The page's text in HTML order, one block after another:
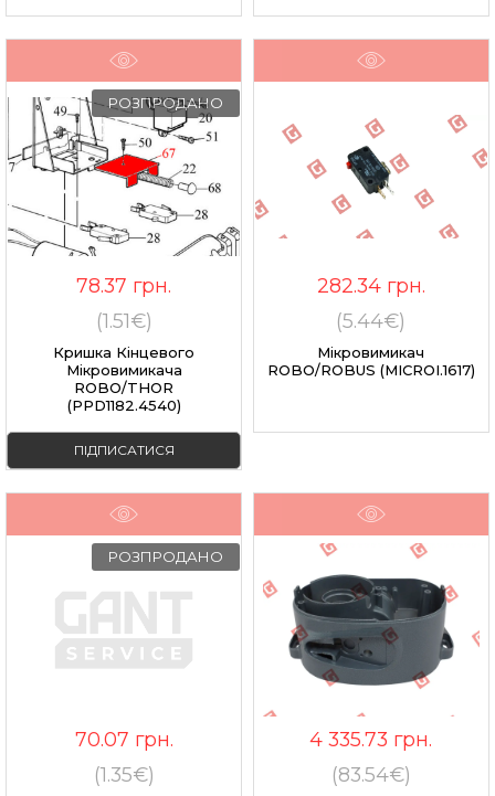
РОЗПРОДАНО
78.37 грн.
(1.51€)
Кришка Кінцевого
Мікровимикача
ROBO/THOR
(PPD1182.4540)
ПІДПИСАТИСЯ
282.34 грн.
(5.44€)
Мікровимикач
ROBO/ROBUS (MICROI.1617)
РОЗПРОДАНО
70.07 грн.
(1.35€)
4 335.73 грн.
(83.54€)